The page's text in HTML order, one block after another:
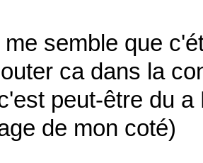
semble que
ca dans la
peut-être du
de mon coté)